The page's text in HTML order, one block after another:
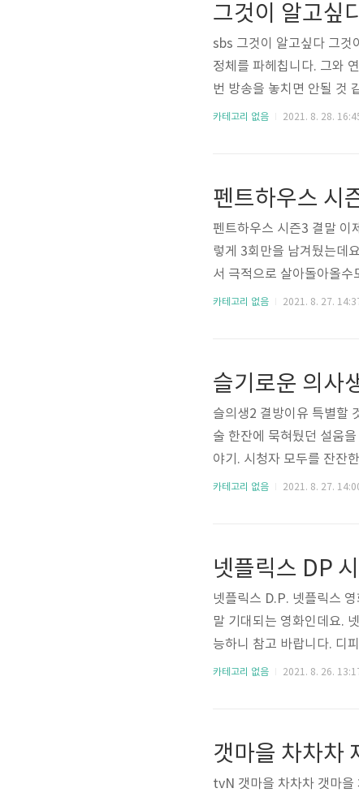
도 있어서 충격을 주는데
sbs 그것이 알고싶다 그것
정체를 파헤칩니다. 그와
번 방송을 놓치면 안될 것
랍니다. sbs 그것이 알고
0분에 방송되는..
카테고리 없음 2021. 8. 28.
펜트하우스 시즌3 결말 이
렇게 3회만을 남겨뒀는데
서 극적으로 살아돌아올
스 시즌3 12회 다시보기
방법과..
카테고리 없음 2021. 8. 27.
슬의생2 결방이유 특별할
술 한잔에 묵혀뒀던 설움
야기. 시청자 모두를 잔잔
니다. 목차 슬의생2 결방이
축구 대표..
카테고리 없음 2021. 8. 27.
넷플릭스 DP
넷플릭스 D.P. 넷플릭스
말 기대되는 영화인데요.
능하니 참고 바랍니다. 디
호열이 다양한 사연을 가
x..
카테고리 없음 2021. 8. 26.
갯마을 차차차
tvN 갯마을 차차차 갯마을